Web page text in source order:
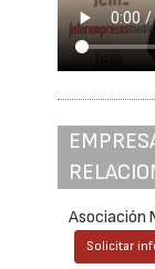
Asociación
Solicitar